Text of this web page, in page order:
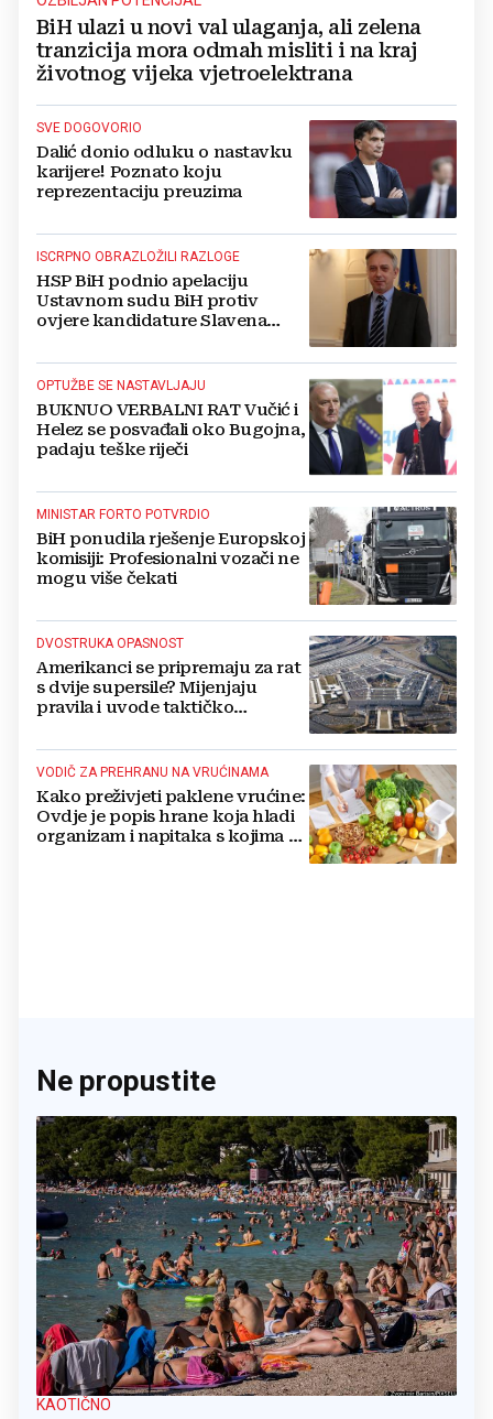
BiH ulazi u novi val ulaganja, ali zelena
tranzicija mora odmah misliti i na kraj
životnog vijeka vjetroelektrana
SVE DOGOVORIO
Dalić donio odluku o nastavku
karijere! Poznato koju
reprezentaciju preuzima
ISCRPNO OBRAZLOŽILI RAZLOGE
HSP BiH podnio apelaciju
Ustavnom sudu BiH protiv
ovjere kandidature Slavena
OPTUŽBE SE NASTAVLJAJU
BUKNUO VERBALNI RAT Vučić i
Helez se posvađali oko Bugojna,
padaju teške riječi
MINISTAR FORTO POTVRDIO
BiH ponudila rješenje Europskoj
komisiji: Profesionalni vozači ne
mogu više čekati
DVOSTRUKA OPASNOST
Amerikanci se pripremaju za rat
s dvije supersile? Mijenjaju
pravila i uvode taktičko
VODIČ ZA PREHRANU NA VRUĆINAMA
Kako preživjeti paklene vrućine:
Ovdje je popis hrane koja hladi
organizam i napitaka s kojima si
Ne propustite
KAOTIČNO